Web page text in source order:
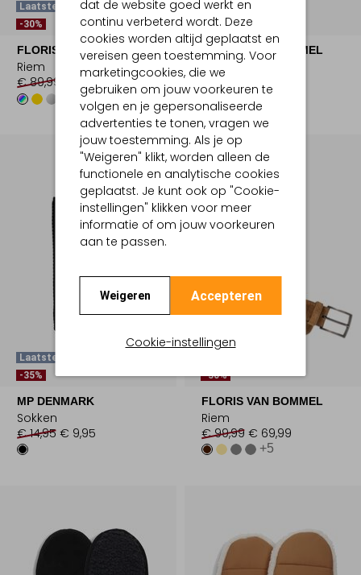
dat de website goed werkt en
continu verbeterd wordt. Deze
cookies worden altijd geplaatst en
vereisen geen toestemming. Voor
marketingcookies, die we
gebruiken om jouw voorkeuren te
volgen en je gepersonaliseerde
advertenties te tonen, vragen we
jouw toestemming. Als je op
"Weigeren" klikt, worden alleen de
functionele en analytische cookies
geplaatst. Je kunt ook op "Cookie-
instellingen" klikken voor meer
informatie of om jouw voorkeuren
aan te passen.
Weigeren Accepteren
Cookie-instellingen
Laatste Items
-30%
FLORIS VAN BOMMEL
Riem
€ 89,99
€ 62,99
+1
Laatste Maten
-30%
FLORIS VAN BOMMEL
Riem
€ 89,99
€ 62,99
+1
Laatste Maten
-35%
MP DENMARK
Sokken
€ 14,95 € 9,95
-30%
FLORIS VAN BOMMEL
Riem
€ 99,99 € 69,99
+5